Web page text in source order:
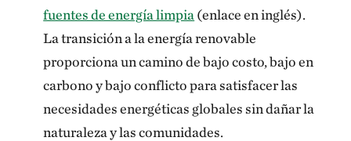
fuentes de energía limpia (enlace en inglés).
La transición a la energía renovable
proporciona un camino de bajo costo, bajo en
carbono y bajo conflicto para satisfacer las
necesidades energéticas globales sin dañar la
naturaleza y las comunidades.